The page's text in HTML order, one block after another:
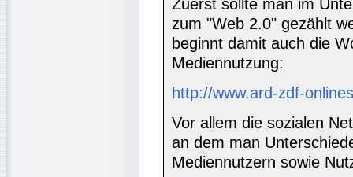
Zuerst sollte man im
zum "Web 2.0" gezählt
beginnt damit auch die
Mediennutzung:
http://www.ard-zdf-
Vor allem die sozialen
an dem man
Mediennutzern sowie